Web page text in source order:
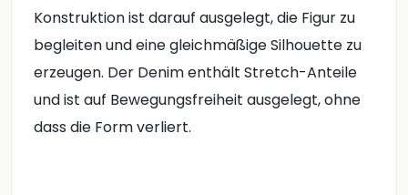
Konstruktion ist darauf ausgelegt, die Figur zu
begleiten und eine gleichmäßige Silhouette zu
erzeugen. Der Denim enthält Stretch-Anteile
und ist auf Bewegungsfreiheit ausgelegt, ohne
dass die Form verliert.